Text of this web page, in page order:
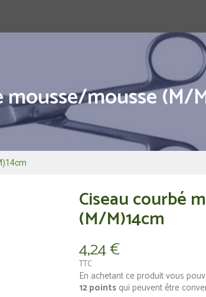
mousse/mousse (M/
Ciseau courbé
(M/M)14cm
4,24 €
TTC
En achetant ce produit vous
12points qui peuvent être